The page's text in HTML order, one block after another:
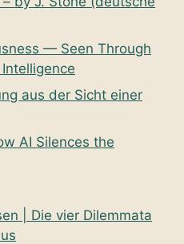
— Seen Through
aus der Sicht einer
AI Silences the
| Die vier Dilemmata